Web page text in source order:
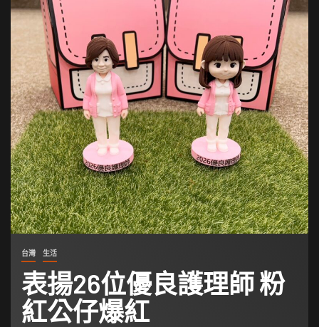
台灣 生活
表揚26位優良護理師 粉
紅公仔爆紅